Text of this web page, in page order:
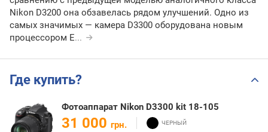
Nikon D3200 она обзавелась рядом улучшений. Одно из
самых значимых — камера D3300 оборудована новым
процессором E...
Где купить?
Фотоаппарат Nikon D3300 kit 18-105
31 000 грн.